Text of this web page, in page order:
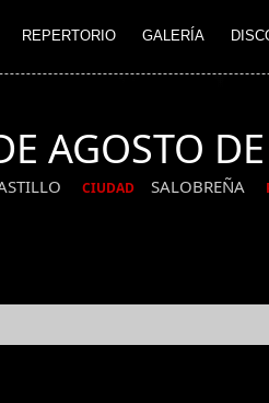
REPERTORIO GALERÍA
AGOSTO
CIUDAD SALOBREÑA